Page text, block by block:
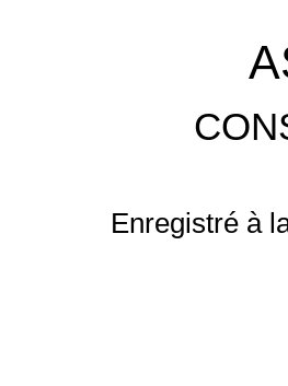
Enregistré à